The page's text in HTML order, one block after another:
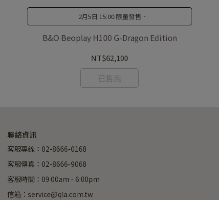
2月5日 15:00 限量發售
2026/2/5（四）16:00｜GQ Shop限量同步登場
B&O Beoplay H100 G-Dragon Edition
NT$62,100
已售完
聯絡資訊
客服專線：02-8666-0168
客服傳真：02-8666-9068
客服時間：09:00am - 6:00pm
信箱：service@qla.com.tw